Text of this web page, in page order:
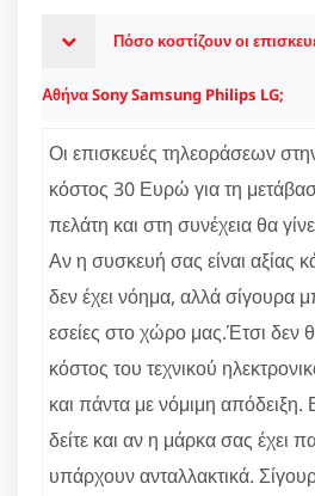
Πόσο κοστίζουν οι
Αθήνα Sony Samsung Philips LG;
Οι επισκευές τηλεοράσεων
κόστος 30 Ευρώ για τη
πελάτη και στη συνέχεια θα
Αν η συσκευή σας είναι
δεν έχει νόημα, αλλά σίγουρα
εσείες στο χώρο μας.Έτσι δεν
κόστος του τεχνικού
και πάντα με νόμιμη απόδειξη.
δείτε και αν η μάρκα σας έχει
υπάρχουν ανταλλακτικά.